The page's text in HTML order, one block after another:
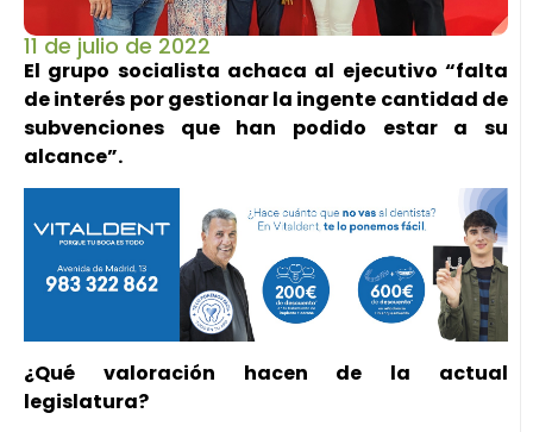
11 de julio de 2022
El grupo socialista achaca al ejecutivo “falta
de interés por gestionar la ingente cantidad de
subvenciones que han podido estar a su
alcance”.
¿Qué valoración hacen de la actual
legislatura?